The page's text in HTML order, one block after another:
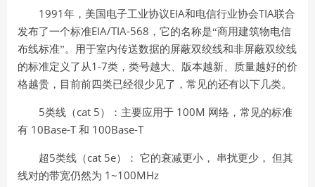
1991年，美国电子工业协议EIA和电信行业协会TIA联合
发布了一个标准EIA/TIA-568 ，它的名称是“商用建筑物电信
布线标准”。用于室内传送数据的屏蔽双绞线和非屏蔽双绞线
的标准定义了从1-7类，类号越大、版本越新、质量越好的价
格越贵，目前前四类已经很少见了，常见的还有以下几类。
5类线（cat 5）：主要应用于 100M 网络，常见的标准
有 10Base-T和 100Base-T
超5类线（cat 5e）： 它的衰减更小， 串扰更少，
但其
线对的带宽仍然为 1~100MHz